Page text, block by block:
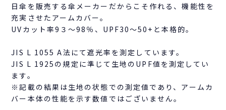
日傘を販売する傘メーカーだからこそ作れる、機能性を
充実させたアームカバー。
UVカット率9３～98％、UPF30～50+と本格的。
JIS L 1055 A法にて遮光率を測定しています。
JIS L 1925の規定に準じて生地のUPF値を測定してい
ます。
※記載の結果は生地の状態での測定値であり、アームカ
バー本体の性能を示す数値ではございません。